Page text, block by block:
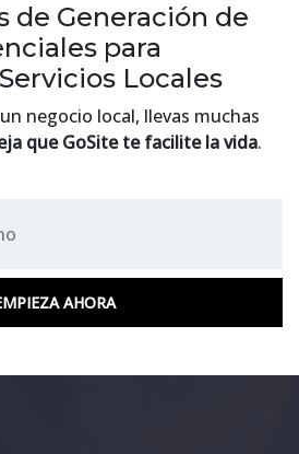
de Generación de
para
Locales
negocio local, llevas muchas
que GoSite te facilite la vida.